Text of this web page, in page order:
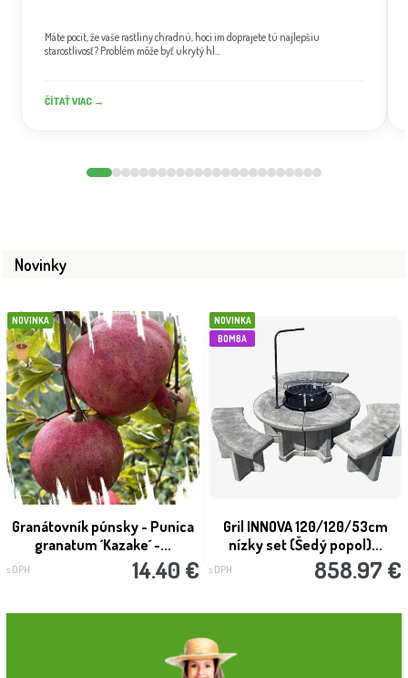
Máte pocit, že vaše rastliny chradnú, hoci im doprajete tú najlepšiu
starostlivosť? Problém môže byť ukrytý hl...
ČÍTAŤ VIAC →
Novinky
NOVINKA
Granátovník púnsky - Punica
granatum ´Kazake´ -...
s DPH 14.40 €
NOVINKA
BOMBA
Gril INNOVA 120/120/53cm
nízky set (Šedý popol)...
s DPH 858.97 €